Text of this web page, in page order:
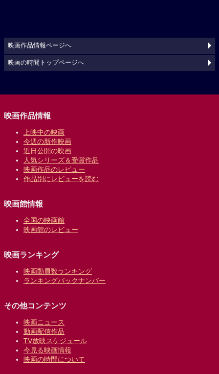
映画作品情報ページへ
映画の時間トップページへ
映画作品情報
上映中の映画
今週の新作映画
近日公開の映画
人気シリーズ＆受賞作品
映画作品のレビュー
作品別にレビューを読む
映画館情報
全国の映画館
映画館のレビュー
映画ランキング
映画動員数ランキング
ランキングバックナンバー
その他コンテンツ
映画ニュース
動画配信作品
TV放映スケジュール
今見る映画情報
映画の時間について